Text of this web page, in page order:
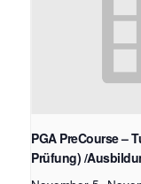
PGA PreCourse –
Prüfung) /